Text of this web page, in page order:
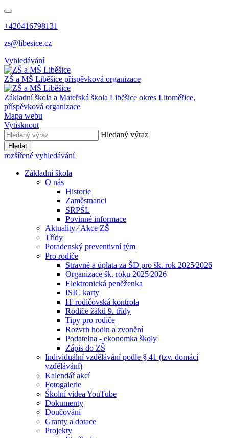
+420416798131
zs@libesice.cz
Vyhledávání
ZŠ a MŠ Liběšice příspěvková organizace
Základní škola a Mateřská škola Liběšice okres Litoměřice,
příspěvková organizace
Mapa webu
Vytisknout
Hledaný výraz
Hledat
rozšířené vyhledávání
Základní škola
O nás
Historie
Zaměstnanci
SRPŠL
Povinné informace
Aktuality ⁄ Akce ZŠ
Třídy
Poradenský preventivní tým
Pro rodiče
Stravné a úplata za ŠD pro šk. rok 2025⁄2026
Organizace šk. roku 2025⁄2026
Elektronická peněženka
ISIC karty
IT rodičovská kontrola
Rodiče žáků 9. třídy
Tipy pro rodiče
Rozvrh hodin a zvonění
Podatelna - ekonomka školy
Zápis do ZŠ
Individuální vzdělávání podle § 41 (tzv. domácí
vzdělávání)
Kalendář akcí
Fotogalerie
Školní videa YouTube
Dokumenty
Doučování
Granty a dotace
Projekty